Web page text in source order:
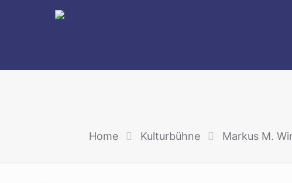
Home Kulturbühne Markus M.